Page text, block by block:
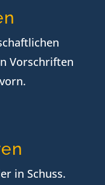
Vorschriften
in Schuss.